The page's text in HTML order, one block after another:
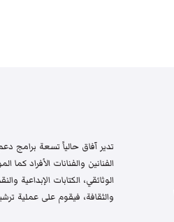
تدير آفاق حالياً تسعة برامج
الفنانين والفنانات الأفراد كما
الوثائقي، الكتابات الإبداعية
والثقافة، فيقوم على عملية